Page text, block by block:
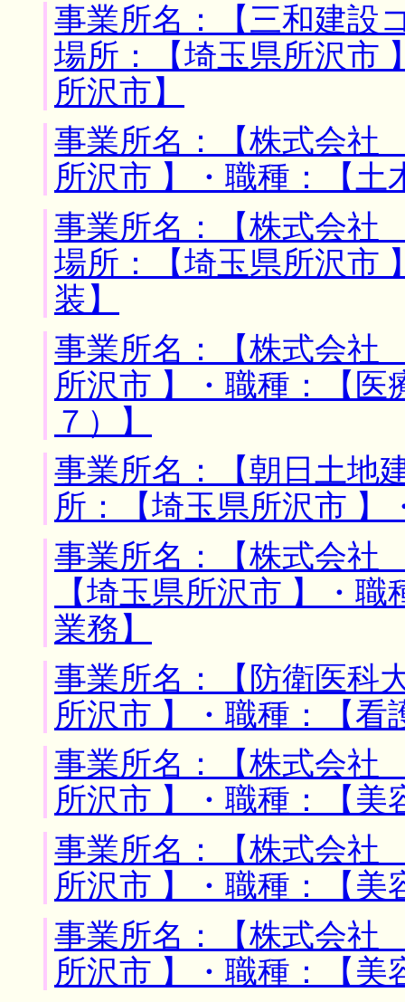
事業所名：【三和建
場所：【埼玉県所沢市
所沢市】
事業所名：【株式会
所沢市 】・職種：【土
事業所名：【株式会
場所：【埼玉県所沢市
装】
事業所名：【株式会
所沢市 】・職種：【医
７）】
事業所名：【朝日土地
所：【埼玉県所沢市 】
事業所名：【株式会社
【埼玉県所沢市 】・
業務】
事業所名：【防衛医科
所沢市 】・職種：【看
事業所名：【株式会社
所沢市 】・職種：【美
事業所名：【株式会社
所沢市 】・職種：【
事業所名：【株式会社
所沢市 】・職種：【